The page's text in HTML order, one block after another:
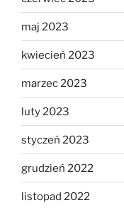
maj 2023
kwiecień 2023
marzec 2023
luty 2023
styczeń 2023
grudzień 2022
listopad 2022